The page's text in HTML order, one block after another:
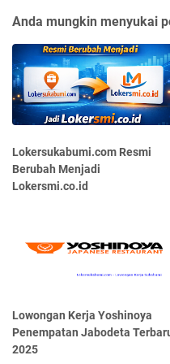
Anda mungkin menyukai
Lokersukabumi.com Resmi
Berubah Menjadi
Lokersmi.co.id
Lowongan Kerja Yoshinoya
Penempatan Jabodeta
2025